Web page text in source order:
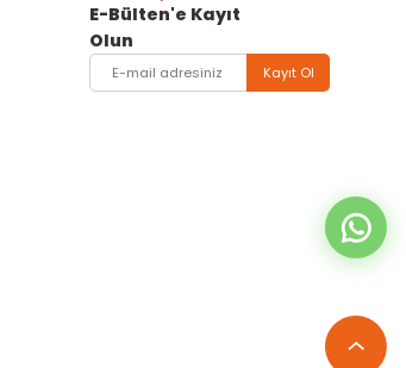
E-Bülten'e Kayıt
Olun
Kayıt Ol